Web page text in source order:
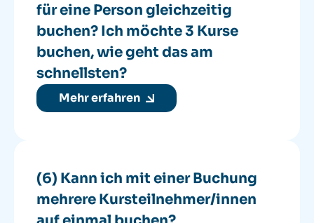
für eine Person gleichzeitig
buchen? Ich möchte 3 Kurse
buchen, wie geht das am
schnellsten?
Mehr erfahren
(6) Kann ich mit einer Buchung
mehrere Kursteilnehmer/innen